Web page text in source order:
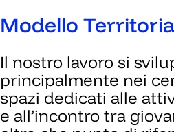
Modello
Il nostro lavoro si
principalmente nei
spazi dedicati alle
e all’incontro tra